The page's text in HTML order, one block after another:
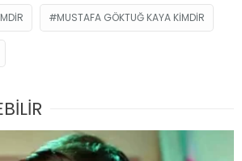
MUSTAFA GÖKTUĞ KAYA KIMDIR